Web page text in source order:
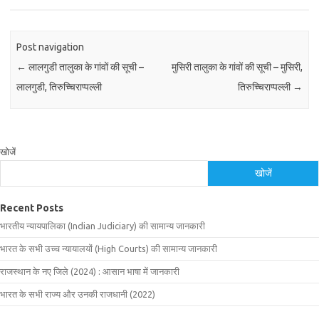
Post navigation
← लालगुडी तालुका के गांवों की सूची –
लालगुडी, तिरुच्चिराप्‍पल्‍ली
मुसिरी तालुका के गांवों की सूची – मुसिरी,
तिरुच्चिराप्‍पल्‍ली →
खोजें
खोजें
Recent Posts
भारतीय न्यायपालिका (Indian Judiciary) की सामान्य जानकारी
भारत के सभी उच्च न्यायालयों (High Courts) की सामान्य जानकारी
राजस्थान के नए जिले (2024) : आसान भाषा में जानकारी
भारत के सभी राज्य और उनकी राजधानी (2022)